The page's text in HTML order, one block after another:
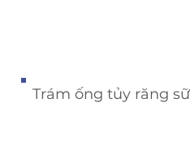
Trám ống tủy răng